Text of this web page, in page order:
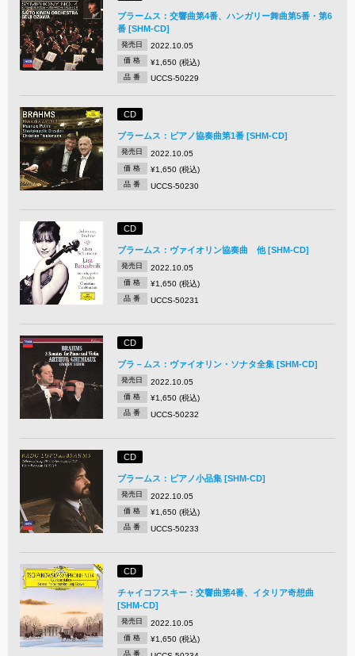
ブラームス：交響曲第4番、ハンガリー舞曲第5番・第6
番 [SHM-CD]
発売日 2022.10.05
価 格 ¥1,650 (税込)
品 番 UCCS-50229
CD
ブラームス：ピアノ協奏曲第1番 [SHM-CD]
発売日 2022.10.05
価 格 ¥1,650 (税込)
品 番 UCCS-50230
CD
ブラームス：ヴァイオリン協奏曲 他 [SHM-CD]
発売日 2022.10.05
価 格 ¥1,650 (税込)
品 番 UCCS-50231
CD
ブラ－ムス：ヴァイオリン・ソナタ全集 [SHM-CD]
発売日 2022.10.05
価 格 ¥1,650 (税込)
品 番 UCCS-50232
CD
ブラームス：ピアノ小品集 [SHM-CD]
発売日 2022.10.05
価 格 ¥1,650 (税込)
品 番 UCCS-50233
CD
チャイコフスキー：交響曲第4番、イタリア奇想曲
[SHM-CD]
発売日 2022.10.05
価 格 ¥1,650 (税込)
品 番